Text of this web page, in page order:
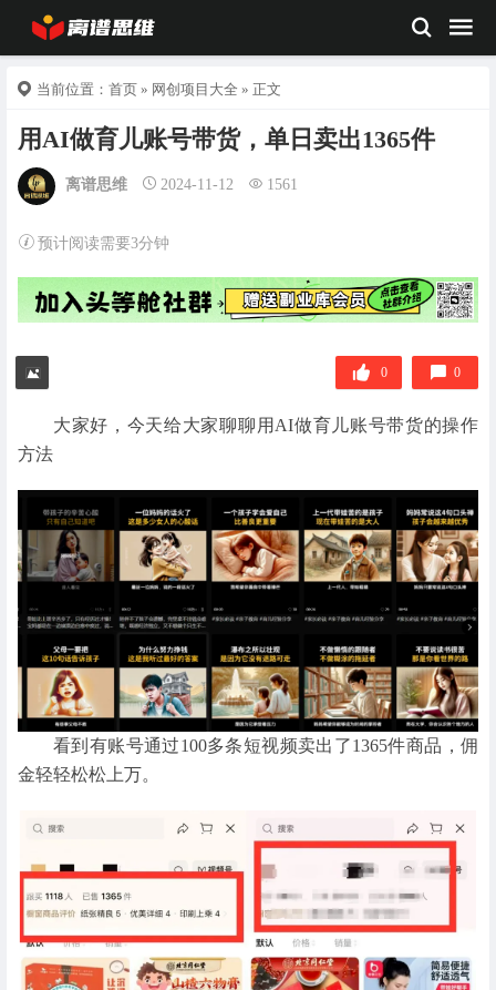
当前位置： 首页 » 网创项目大全 » 正文
用AI做育儿账号带货，单日卖出1365件
离谱思维 2024-11-12 1561
预计阅读需要3分钟
0 0
大家好，今天给大家聊聊用AI做育儿账号带货的操作
方法
看到有账号通过100多条短视频卖出了1365件商品，佣
金轻轻松松上万。